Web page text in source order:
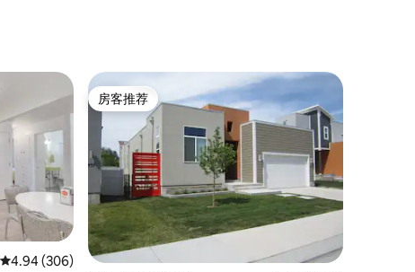
平均评分 4.94 分（满分 5 分），共 306 条评价
4.94 (306)
房客推荐
房客推荐